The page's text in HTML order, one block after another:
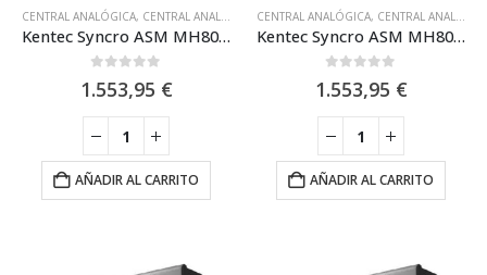
CENTRAL ANALÓGICA, CENTRAL ANALÓGICA 1 LAZO , EQUIPOS CON CERTIFICACIÓN
Kentec Syncro ASM MH80161M2 A Central Analógica de 1 Lazos con Certificación Marina – Hochiki
1.553,95 €
AÑADIR AL CARRITO
CENTRAL ANALÓGICA, CENTRAL ANALÓGICA 2 LAZOS
Kentec Syncro ASM MH80161M2 Central Analógica de 1 Lazos con Certificacion Marina – Hochiki
1.553,95 €
AÑADIR AL CARRITO